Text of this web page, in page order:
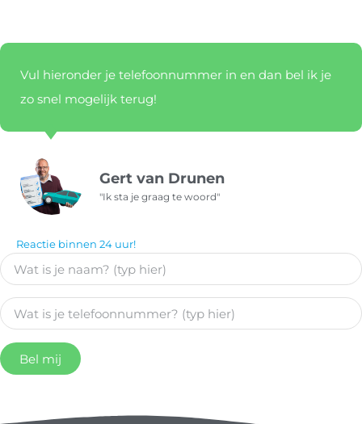
Vul hieronder je telefoonnummer in en dan bel ik je
zo snel mogelijk terug!
Gert van Drunen
"Ik sta je graag te woord"
Reactie binnen 24 uur!
Bel mij